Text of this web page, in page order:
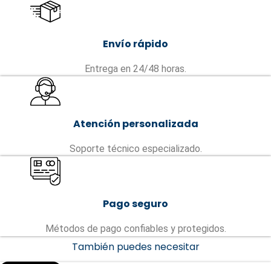
Envío rápido
Entrega en 24/48 horas.
Atención personalizada
Soporte técnico especializado.
Pago seguro
Métodos de pago confiables y protegidos.
También puedes necesitar